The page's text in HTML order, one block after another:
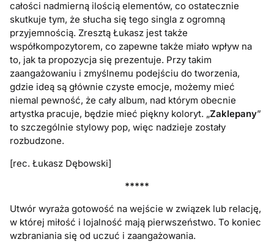
całości nadmierną ilością elementów, co ostatecznie
skutkuje tym, że słucha się tego singla z ogromną
przyjemnością. Zresztą Łukasz jest także
współkompozytorem, co zapewne także miało wpływ na
to, jak ta propozycja się prezentuje. Przy takim
zaangażowaniu i zmyślnemu podejściu do tworzenia,
gdzie ideą są głównie czyste emocje, możemy mieć
niemal pewność, że cały album, nad którym obecnie
artystka pracuje, będzie mieć piękny koloryt. „Zaklepany”
to szczególnie stylowy pop, więc nadzieje zostały
rozbudzone.
[rec. Łukasz Dębowski]
*****
Utwór wyraża gotowość na wejście w związek lub relację,
w której miłość i lojalność mają pierwszeństwo. To koniec
wzbraniania się od uczuć i zaangażowania.